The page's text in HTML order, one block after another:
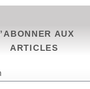
AUX
ARTICLES